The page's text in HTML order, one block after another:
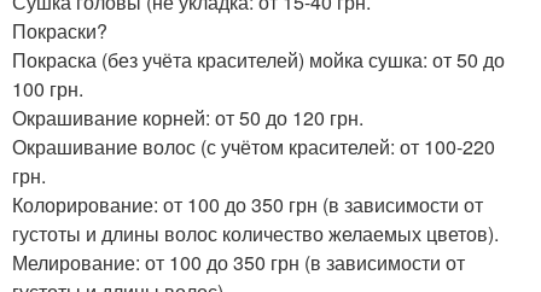
Покраски?
Покраска (без учёта красителей) мойка сушка: от 50 до
100 грн.
Окрашивание корней: от 50 до 120 грн.
Окрашивание волос (с учётом красителей: от 100-220
грн.
Колорирование: от 100 до 350 грн (в зависимости от
густоты и длины волос количество желаемых цветов).
Мелирование: от 100 до 350 грн (в зависимости от